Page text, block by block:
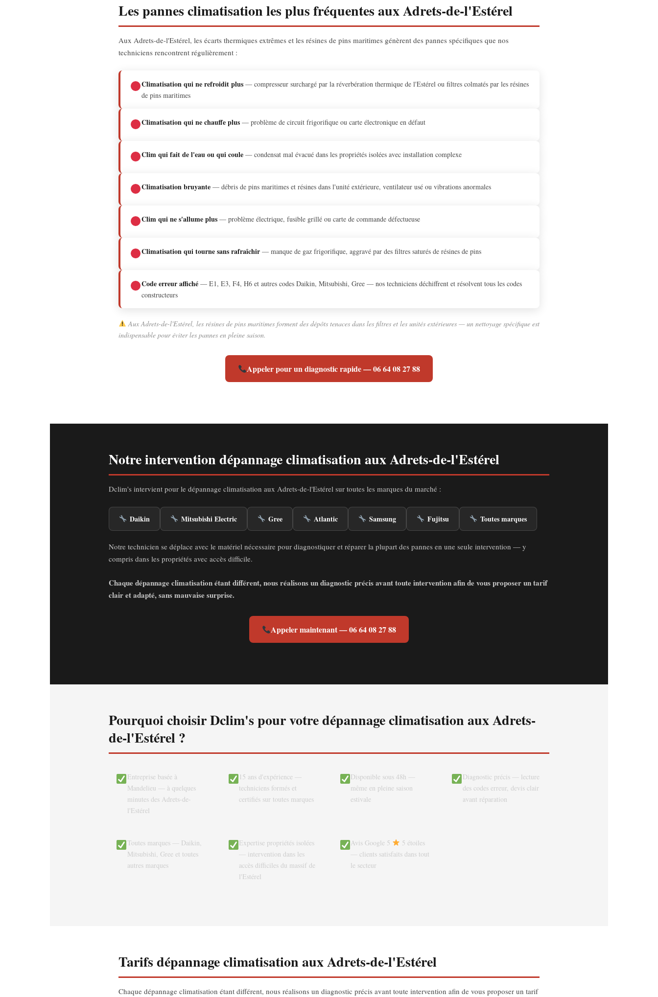
Les pannes climatisation les plus fréquentes aux Adrets-de-l'Estérel
Aux Adrets-de-l'Estérel, les écarts thermiques extrêmes et les résines de pins maritimes génèrent des pannes spécifiques que nos
techniciens rencontrent régulièrement :
Climatisation qui ne refroidit plus— compresseur surchargé par la réverbération thermique de l'Estérel ou filtres colmatés par les résines
de pins maritimes
Climatisation qui ne chauffe plus— problème de circuit frigorifique ou carte électronique en défaut
Clim qui fait de l'eau ou qui coule— condensat mal évacué dans les propriétés isolées avec installation complexe
Climatisation bruyante— débris de pins maritimes et résines dans l'unité extérieure, ventilateur usé ou vibrations anormales
Clim qui ne s'allume plus— problème électrique, fusible grillé ou carte de commande défectueuse
Climatisation qui tourne sans rafraîchir— manque de gaz frigorifique, aggravé par des filtres saturés de résines de pins
Code erreur affiché— E1, E3, F4, H6 et autres codes Daikin, Mitsubishi, Gree — nos techniciens déchiffrent et résolvent tous les codes
constructeurs
Aux Adrets-de-l'Estérel, les résines de pins maritimes forment des dépôts tenaces dans les filtres et les unités extérieures — un nettoyage spécifique est
indispensable pour éviter les pannes en pleine saison.
Appeler pour un diagnostic rapide — 06 64 08 27 88
Notre intervention dépannage climatisation aux Adrets-de-l'Estérel
Dclim's intervient pour le dépannage climatisation aux Adrets-de-l'Estérel sur toutes les marques du marché :
Daikin Mitsubishi Electric Gree Atlantic Samsung Fujitsu Toutes marques
Notre technicien se déplace avec le matériel nécessaire pour diagnostiquer et réparer la plupart des pannes en une seule intervention — y
compris dans les propriétés avec accès difficile.
Chaque dépannage climatisation étant différent, nous réalisons un diagnostic précis avant toute intervention afin de vous proposer un tarif
clair et adapté, sans mauvaise surprise.
Appeler maintenant — 06 64 08 27 88
Pourquoi choisir Dclim's pour votre dépannage climatisation aux Adrets-
de-l'Estérel ?
Entreprise basée à
Mandelieu — à quelques
minutes des Adrets-de-
l'Estérel
15 ans d'expérience —
techniciens formés et
certifiés sur toutes marques
Disponible sous 48h —
même en pleine saison
estivale
Diagnostic précis — lecture
des codes erreur, devis clair
avant réparation
Toutes marques — Daikin,
Mitsubishi, Gree et toutes
autres marques
Expertise propriétés isolées
— intervention dans les
accès difficiles du massif de
l'Estérel
Avis Google 5
5 étoiles
— clients satisfaits dans tout
le secteur
Tarifs dépannage climatisation aux Adrets-de-l'Estérel
Chaque dépannage climatisation étant différent, nous réalisons un diagnostic précis avant toute intervention afin de vous proposer un tarif